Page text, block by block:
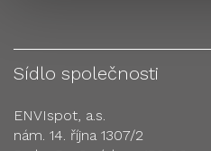
Sídlo společnosti
ENVIspot, a.s.
nám. 14. října 1307/2